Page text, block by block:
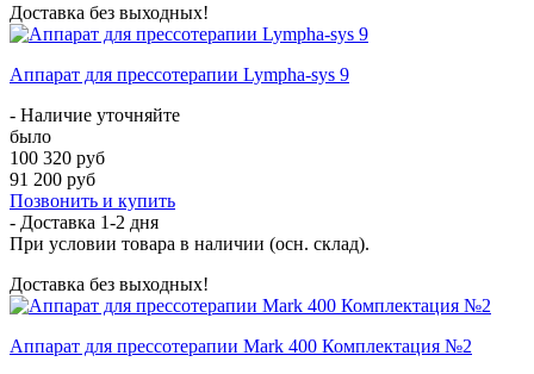
Доставка без выходных!
Аппарат для прессотерапии Lympha-sys 9
- Наличие уточняйте
было
100 320 руб
91 200 руб
Позвонить и купить
- Доставка 1-2 дня
При условии товара в наличии (осн. склад).
Доставка без выходных!
Аппарат для прессотерапии Mark 400 Комплектация №2